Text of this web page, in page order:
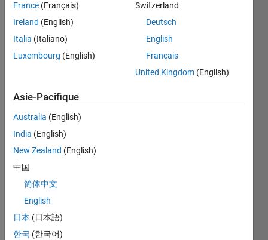
and animate
the spread
of
across the
Climate Data
Toolbox for
Matlab
al., 2019).
Citation
pour cette
source
France (Français)
Ireland (English)
Italia (Italiano)
Luxembourg (English)
Switzerland
Deutsch
English
Français
United Kingdom (English)
Asie-Pacifique
Australia (English)
India (English)
New Zealand (English)
中国
简体中文
English
日本 (日本語)
한국 (한국어)